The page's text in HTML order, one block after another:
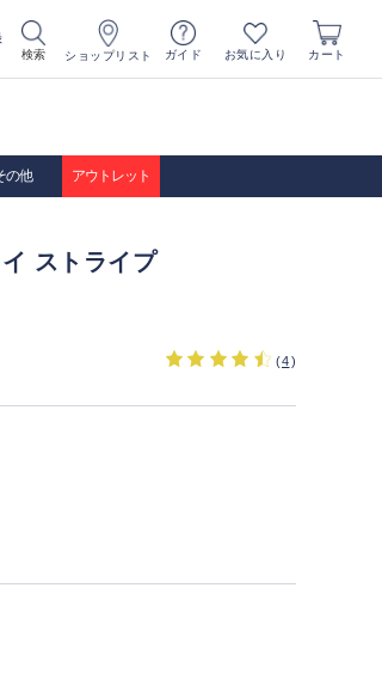
検索 ショップリスト ガイド お気に入り カート
の他 アウトレット
ストライプ
(4)